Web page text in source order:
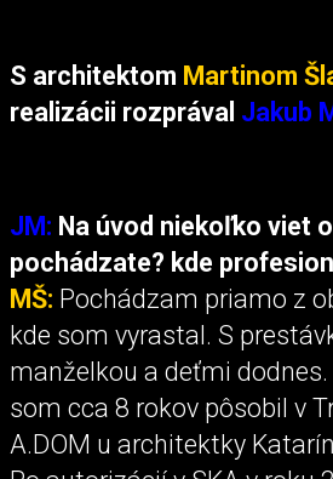
S architektom Martinom
realizácii rozprával Jakub
JM: Na úvod niekoľko viet
pochádzate? kde
MŠ: Pochádzam priamo z
kde som vyrastal. S
manželkou a deťmi dodnes.
som cca 8 rokov pôsobil v
A.DOM u architektky